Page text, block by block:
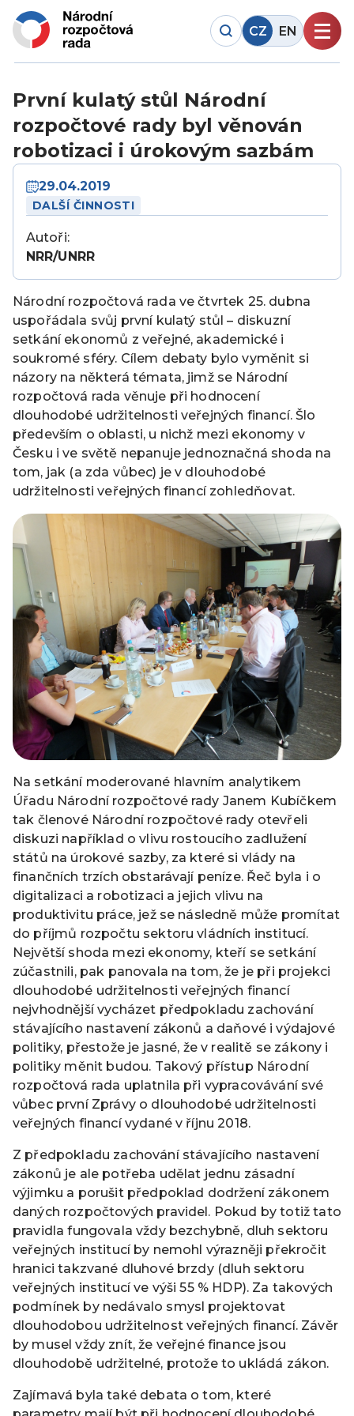
CZ EN
První kulatý stůl Národní
rozpočtové rady byl věnován
robotizaci i úrokovým sazbám
29.04.2019
DALŠÍ ČINNOSTI
Autoři:
NRR/UNRR
Národní rozpočtová rada ve čtvrtek 25. dubna
uspořádala svůj první kulatý stůl – diskuzní
setkání ekonomů z veřejné, akademické i
soukromé sféry. Cílem debaty bylo vyměnit si
názory na některá témata, jimž se Národní
rozpočtová rada věnuje při hodnocení
dlouhodobé udržitelnosti veřejných financí. Šlo
především o oblasti, u nichž mezi ekonomy v
Česku i ve světě nepanuje jednoznačná shoda na
tom, jak (a zda vůbec) je v dlouhodobé
udržitelnosti veřejných financí zohledňovat.
Na setkání moderované hlavním analytikem
Úřadu Národní rozpočtové rady Janem Kubíčkem
tak členové Národní rozpočtové rady otevřeli
diskuzi například o vlivu rostoucího zadlužení
států na úrokové sazby, za které si vlády na
finančních trzích obstarávají peníze. Řeč byla i o
digitalizaci a robotizaci a jejich vlivu na
produktivitu práce, jež se následně může promítat
do příjmů rozpočtu sektoru vládních institucí.
Největší shoda mezi ekonomy, kteří se setkání
zúčastnili, pak panovala na tom, že je při projekci
dlouhodobé udržitelnosti veřejných financí
nejvhodnější vycházet předpokladu zachování
stávajícího nastavení zákonů a daňové i výdajové
politiky, přestože je jasné, že v realitě se zákony i
politiky měnit budou. Takový přístup Národní
rozpočtová rada uplatnila při vypracovávání své
vůbec první Zprávy o dlouhodobé udržitelnosti
veřejných financí vydané v říjnu 2018.
Z předpokladu zachování stávajícího nastavení
zákonů je ale potřeba udělat jednu zásadní
výjimku a porušit předpoklad dodržení zákonem
daných rozpočtových pravidel. Pokud by totiž tato
pravidla fungovala vždy bezchybně, dluh sektoru
veřejných institucí by nemohl výrazněji překročit
hranici takzvané dluhové brzdy (dluh sektoru
veřejných institucí ve výši 55 % HDP). Za takových
podmínek by nedávalo smysl projektovat
dlouhodobou udržitelnost veřejných financí. Závěr
by musel vždy znít, že veřejné finance jsou
dlouhodobě udržitelné, protože to ukládá zákon.
Zajímavá byla také debata o tom, které